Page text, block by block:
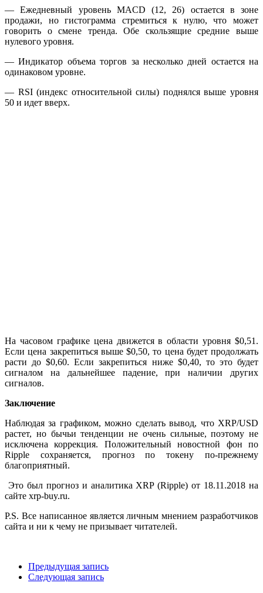
— Ежедневный уровень MACD (12, 26) остается в зоне
продажи, но гистограмма стремиться к нулю, что может
говорить о смене тренда. Обе скользящие средние выше
нулевого уровня.
— Индикатор объема торгов за несколько дней остается на
одинаковом уровне.
— RSI (индекс относительной силы) поднялся выше уровня
50 и идет вверх.
На часовом графике цена движется в области уровня $0,51.
Если цена закрепиться выше $0,50, то цена будет продолжать
расти до $0,60. Если закрепиться ниже $0,40, то это будет
сигналом на дальнейшее падение, при наличии других
сигналов.
Заключение
Наблюдая за графиком, можно сделать вывод, что XRP/USD
растет, но бычьи тенденции не очень сильные, поэтому не
исключена коррекция. Положительный новостной фон по
Ripple сохраняется, прогноз по токену по-прежнему
благоприятный.
Это был прогноз и аналитика XRP (Ripple) от 18.11.2018 на
сайте xrp-buy.ru.
Р.S. Все написанное является личным мнением разработчиков
сайта и ни к чему не призывает читателей.
Предыдущая запись
Следующая запись